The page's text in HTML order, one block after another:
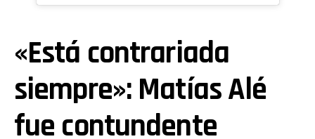
«Está contrariada
siempre»: Matías Alé
fue contundente